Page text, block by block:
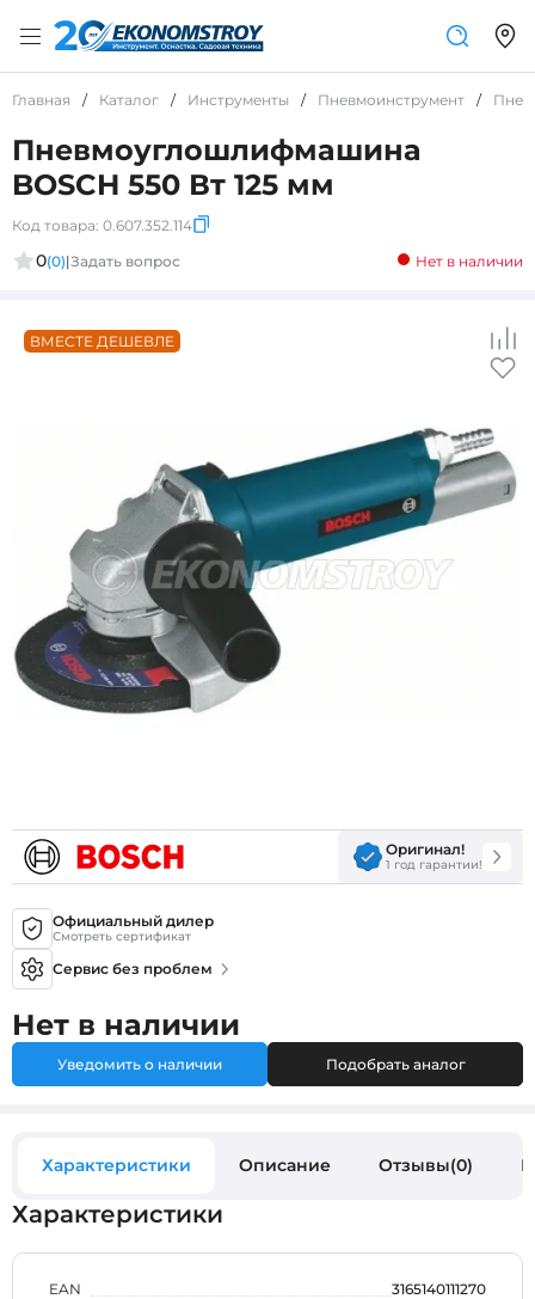
Главная / Каталог / Инструменты / Пневмоинструмент /
Пневмоуглошлифмашина
BOSCH 550 Вт 125 мм
Код товара: 0.607.352.114
0(0)|Задать вопрос Нет в наличии
ВМЕСТЕ ДЕШЕВЛЕ
Оригинал!
1 год гарантии!
Официальный дилер
Смотреть сертификат
Сервис без проблем
Нет в наличии
Уведомить о наличии Подобрать аналог
Характеристики Описание Отзывы(0)
Характеристики
EAN 3165140111270